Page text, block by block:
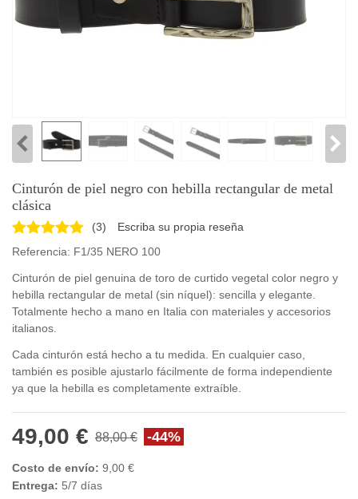
Cinturón de piel negro con hebilla rectangular de metal
clásica
(3)
Escriba su propia reseña
Referencia: F1/35 NERO 100
Cinturón de piel genuina de toro de curtido vegetal color negro y
hebilla rectangular de metal (sin níquel): sencilla y elegante.
Totalmente hecho a mano en Italia con materiales y accesorios
italianos.
Cada cinturón está hecho a tu medida. En cualquier caso,
también es posible ajustarlo fácilmente de forma independiente
ya que la hebilla es completamente extraíble.
49,00 € 88,00 € -44%
Costo de envío: 9,00 €
Entrega: 5/7 días